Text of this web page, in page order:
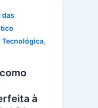
das
Tecnológica,
à